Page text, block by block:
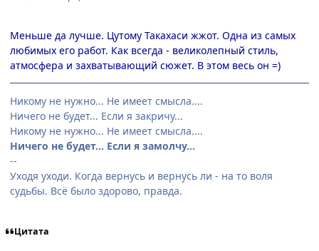
Меньше да лучше. Цутому Такахаси жжот. Одна из самых
любимых его работ. Как всегда - великолепный стиль,
атмосфера и захватывающий сюжет. В этом весь он =)
Никому не нужно... Не имеет смысла....
Ничего не будет... Если я закричу...
Никому не нужно... Не имеет смысла....
Ничего не будет... Если я замолчу...
--
Уходя уходи. Когда вернусь и вернусь ли - на то воля
судьбы. Всё было здорово, правда.
Цитата